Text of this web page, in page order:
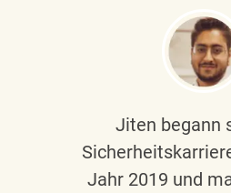
Jiten begann
Jahr 2019 und